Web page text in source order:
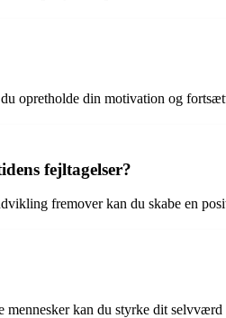
opretholde din motivation og
fejltagelser?
fremover kan du skabe en
mennesker kan du styrke dit